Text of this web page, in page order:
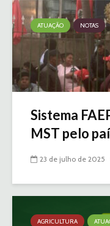
ATUAÇÃO NOTAS
Sistema
MST pelo
23 de julho de 2025
AGRICULTURA